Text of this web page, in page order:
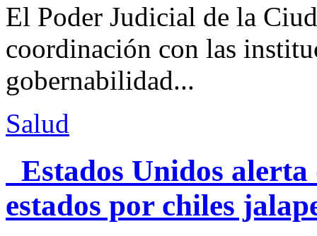
El Poder Judicial de la
coordinación con las
gobernabilidad...
Salud
Estados Unidos alerta
estados por chiles